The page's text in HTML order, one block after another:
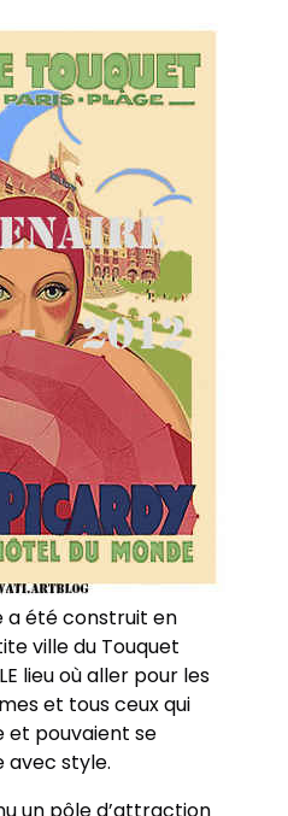
a été construit en
ville du Touquet
lieu où aller pour les
et tous ceux qui
et pouvaient se
style.